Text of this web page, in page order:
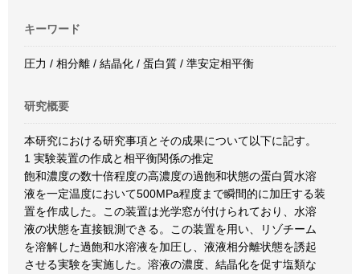
キーワード
圧力 / 相分離 / 結晶化 / 蛋白質 / 準安定相平衡
研究概要
本研究における研究事項とその成果について以下に記す。
1 実験装置の作成と相平衡関係の推定
飽和濃度の数十倍程度の高濃度の過飽和状態の蛋白質水溶
液を一定温度において500MPa程度まで瞬間的に加圧する装
置を作成した。この装置は光学窓が付けられており、水溶
液の状態を直接観測できる。この装置を用い、リゾチーム
を溶解した過飽和水溶液を加圧し、液液相分離状態を誘起
させる実験を実施した。溶液の濃度、結晶化を促す塩類な